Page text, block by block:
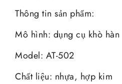
Thông tin sản phẩm:
Mô hình: dụng cụ khò hàn
Model: AT-502
Chất liệu: nhựa, hợp kim